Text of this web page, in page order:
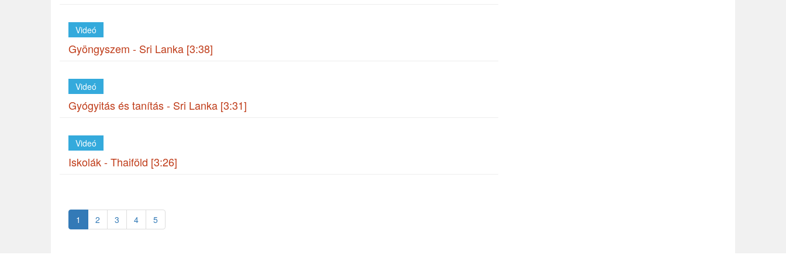
Videó
Gyöngyszem - Sri Lanka [3:38]
Videó
Gyógyitás és tanítás - Sri Lanka [3:31]
Videó
Iskolák - Thaiföld [3:26]
1 2 3 4 5